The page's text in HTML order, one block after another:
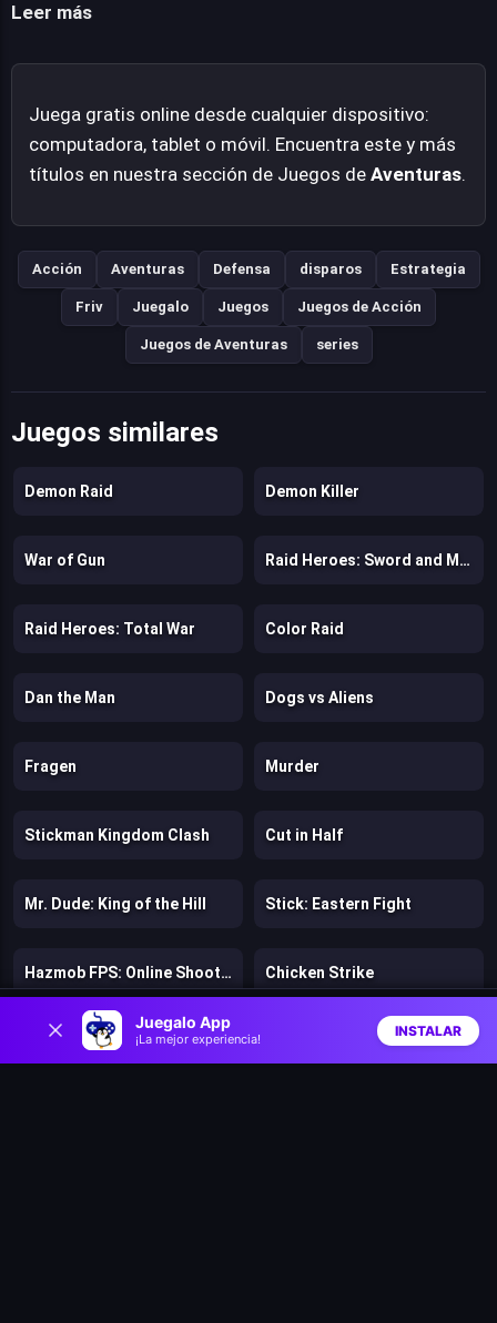
Juegalo App
¡La mejor experiencia!
INSTALAR
Leer más
Juega gratis online desde cualquier dispositivo:
computadora, tablet o móvil. Encuentra este y más
títulos en nuestra sección de Juegos de Aventuras.
Acción Aventuras Defensa disparos Estrategia
Friv Juegalo Juegos Juegos de Acción
Juegos de Aventuras series
Juegos similares
Demon Raid Demon Killer
War of Gun Raid Heroes: Sword and Magic
Raid Heroes: Total War Color Raid
Dan the Man Dogs vs Aliens
Fragen Murder
Stickman Kingdom Clash Cut in Half
Mr. Dude: King of the Hill Stick: Eastern Fight
Hazmob FPS: Online Shooter Chicken Strike
Lost Dungeon